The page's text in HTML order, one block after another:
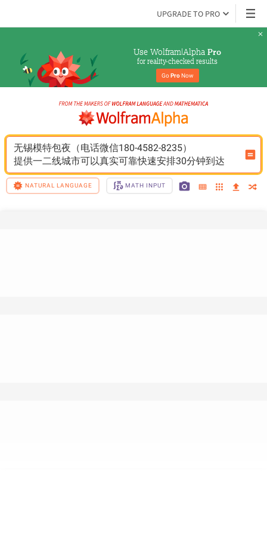
UPGRADE TO PRO
Use Wolfram|Alpha Pro
for reality-checked results
Go Pro Now
无锡模特包夜（电话微信180-4582-8235）
提供一二线城市可以真实可靠快速安排30分钟到达
NATURAL LANGUAGE MATH INPUT